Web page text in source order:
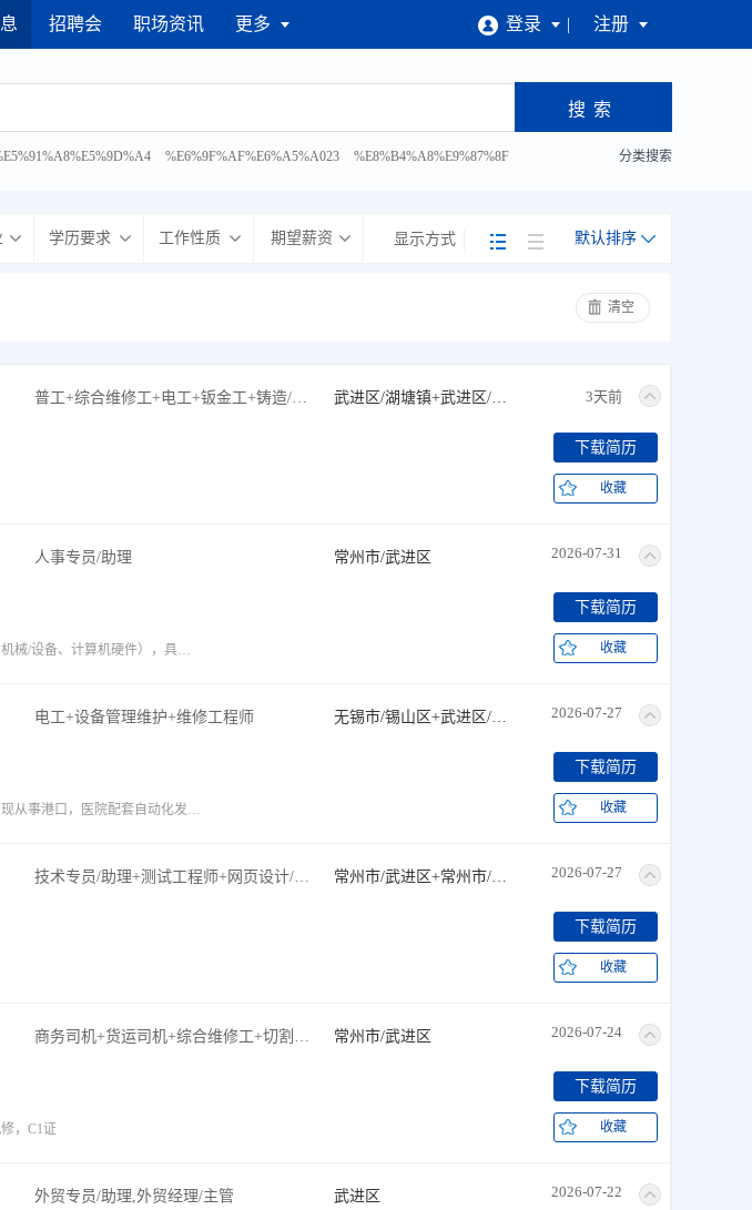
· 2026年7月31日 综合性人才招聘会
招聘会 职场资讯 更多 登录 注册
%E6%9F%AF%E6%A5%A023
%E8%B4%A8%E9%87%8F
分类搜索
学历要求 工作性质 期望薪资 显示方式 默认排序
清空
普工+综合维修工+电工+钣金工+铸造/注塑/模具工 武进区/湖塘镇+武进区/牛塘镇+武进区/高新区 3天前
下载简历
收藏
人事专员/助理 常州市/武进区 2026-07-31
1. 16年招聘经验，深耕制造业（汽车零部件、机械/设备、计算机硬件），具备从一线蓝领到主管、 工程师级核心岗位的全流程招聘能力，熟悉常州及周边区域人才市场。 2. 主导年度招聘计划制定与分解，通过流程优化与KPI考核，显著提升招聘效率，曾实现年度招聘完 成率93%，并超额完成校园招聘指标。 3. 具备劳务派遣公司统筹管理经验，建立多维考核体系，保障一线蓝领稳定供给；同时主导校企合 作项目，推动劳务输出与技能培训落地。 4. 兼具员工关系、行政管理及安全监督等综合事务处理能力，善于发现问题并推动流程规范化，做 事细心，能承受较大工作压力
下载简历
收藏
电工+设备管理维护+维修工程师 无锡市/锡山区+武进区/雪堰镇 2026-07-27
本人现已取得高低压电工证及维修电工高级，现从事港口，医院配套自动化发电机组现场安装调试及维修职位是售后服务工程师 接触电气及机械两方面 主要合作单位有振华重工，润邦卡哥特科，医院，银行数据中心，大庆油田等
下载简历
收藏
技术专员/助理+测试工程师+网页设计/制作+网络管理员+实施工程师 常州市/武进区+常州市/市辖区 2026-07-27
下载简历
收藏
商务司机+货运司机+综合维修工+切割/焊工+铲车/叉车工 常州市/武进区 2026-07-24
，C1证
下载简历
收藏
外贸专员/助理,外贸经理/主管 武进区 2026-07-22